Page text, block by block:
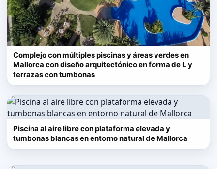
Complejo con múltiples piscinas y áreas verdes en
Mallorca con diseño arquitectónico en forma de L y
terrazas con tumbonas
Piscina al aire libre con plataforma elevada y
tumbonas blancas en entorno natural de Mallorca